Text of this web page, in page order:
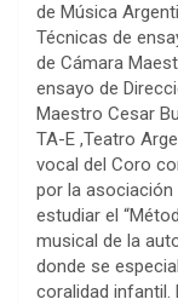
de Música
Técnicas de
de Cámara
ensayo de
Maestro Cesar
TA-E ,Teatro
vocal del Coro
por la asociación
estudiar el
musical de la
donde se
coralidad infantil.